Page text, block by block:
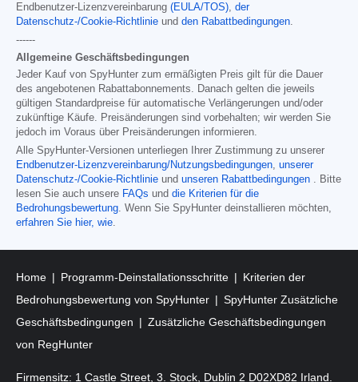
Endbenutzer-Lizenzvereinbarung (EULA/TOS), der
Datenschutz-/Cookie-Richtlinie und den Rabattbedingungen.
------
Allgemeine Geschäftsbedingungen
Jeder Kauf von SpyHunter zum ermäßigten Preis gilt für die Dauer
des angebotenen Rabattabonnements. Danach gelten die jeweils
gültigen Standardpreise für automatische Verlängerungen und/oder
zukünftige Käufe. Preisänderungen sind vorbehalten; wir werden Sie
jedoch im Voraus über Preisänderungen informieren.
Alle SpyHunter-Versionen unterliegen Ihrer Zustimmung zu unserer
Endbenutzer-Lizenzvereinbarung/Nutzungsbedingungen, unserer
Datenschutz-/Cookie-Richtlinie und unseren Rabattbedingungen . Bitte
lesen Sie auch unsere FAQs und die Kriterien für die
Bedrohungsbewertung. Wenn Sie SpyHunter deinstallieren möchten,
erfahren Sie hier, wie.
Home Programm-Deinstallationsschritte
Kriterien der
Bedrohungsbewertung von SpyHunter
SpyHunter Zusätzliche
Geschäftsbedingungen
Zusätzliche Geschäftsbedingungen
von RegHunter
Firmensitz: 1 Castle Street, 3. Stock, Dublin 2 D02XD82 Irland.